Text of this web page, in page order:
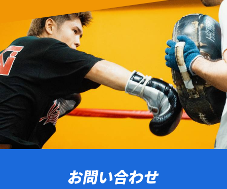
お問い合わせ